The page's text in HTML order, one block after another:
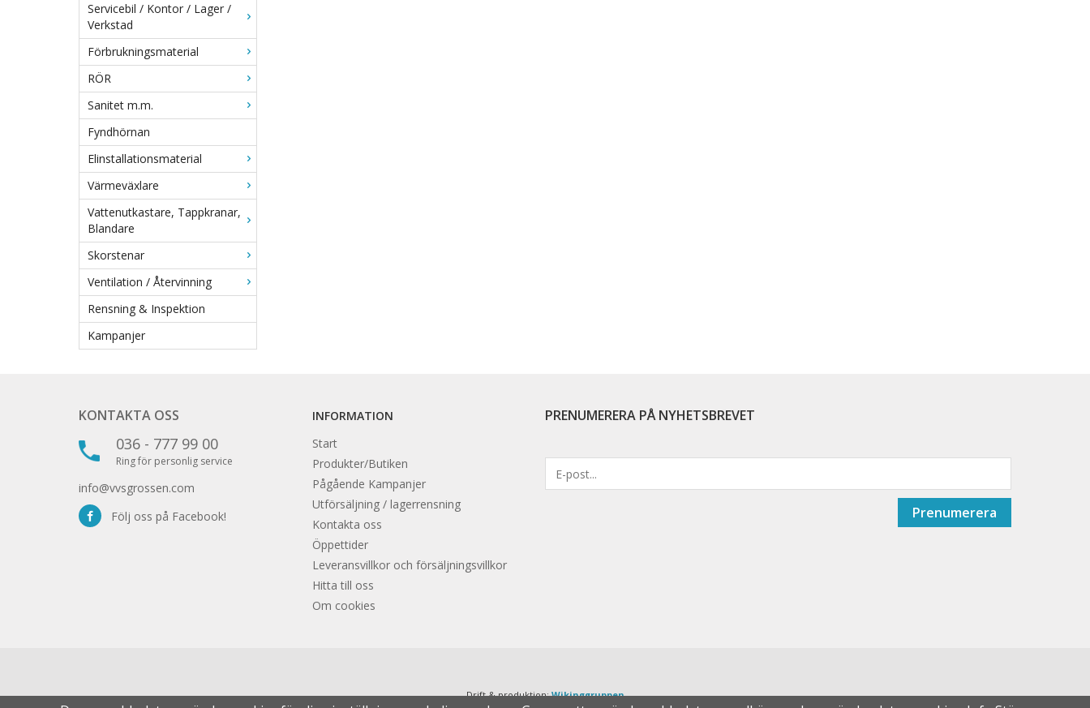
Servicebil / Kontor / Lager /
Verkstad
Förbrukningsmaterial
RÖR
Sanitet m.m.
Fyndhörnan
Elinstallationsmaterial
Värmeväxlare
Vattenutkastare, Tappkranar,
Blandare
Skorstenar
Ventilation / Återvinning
Rensning & Inspektion
Kampanjer
KONTAKTA OSS
036 - 777 99 00
Ring för personlig service
info@vvsgrossen.com
Följ oss på Facebook!
INFORMATION
Start
Produkter/Butiken
Pågående Kampanjer
Utförsäljning / lagerrensning
Kontakta oss
Öppettider
Leveransvillkor och försäljningsvillkor
Hitta till oss
Om cookies
PRENUMERERA PÅ NYHETSBREVET
Prenumerera
Drift & produktion:Wikinggruppen